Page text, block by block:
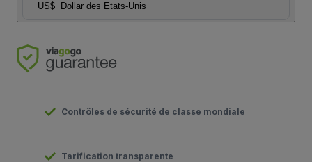
US$ Dollar des Etats-Unis
Contrôles de sécurité de classe mondiale
Tarification transparente